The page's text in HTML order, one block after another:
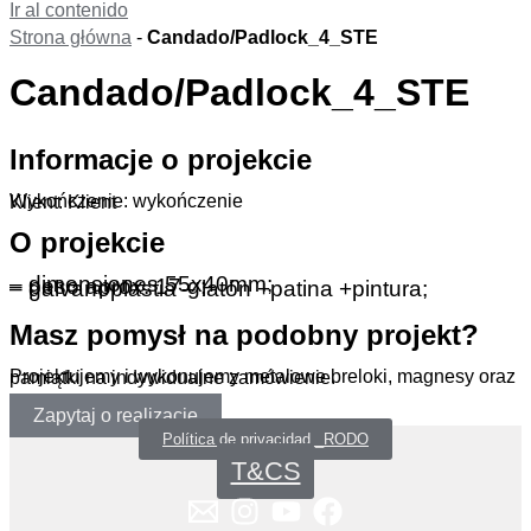
Ir al contenido
Strona główna - Candado/Padlock_4_STE
Candado/Padlock_4_STE
Informacje o projekcie
Wykończenie: wykończenie
Klient: Klient
O projekcie
– dimensiones 55x40mm;
– peso aprox. 17 g;
– galvanoplastia – latón +patina +pintura;
Masz pomysł na podobny projekt?
Projektujemy i wykonujemy metalowe breloki, magnesy oraz pamiątki na indywidualne zamówienie.
Zapytaj o realizację
Política de privacidad _RODO
T&CS